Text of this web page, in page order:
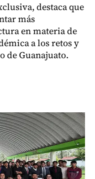
destaca que
más
en materia de
a los retos y
de Guanajuato.